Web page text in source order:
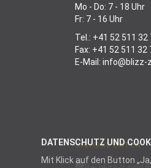
DATENSCHUTZ UND
Mit Klick auf den Button
Mo - Do: 7 - 18 Uhr
Fr: 7 - 16 Uhr
Tel.: +41 52 511 32
Fax: +41 52 511 32
E-Mail: info@blizz-
SICHERE DATEN